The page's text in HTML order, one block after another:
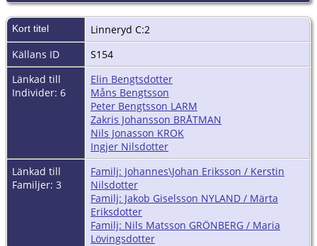
Kort titel
Linneryd C:2
Källans ID
S154
Länkad till
Individer: 6
Elin Bengtsdotter
Måns Bengtsson
Peter Bengtsson LARM
Zakris Johansson BRÅTMAN
Nils Jonasson KROK
Ingjer Nilsdotter
Länkad till
Familjer: 3
Familj: Johannes\Johan Eriksson / Kerstin
Nilsdotter
Familj: Jakob Giselsson NYLAND / Märta
Eriksdotter
Familj: Nils Matsson GRÖNBERG / Maria
Lövingsdotter